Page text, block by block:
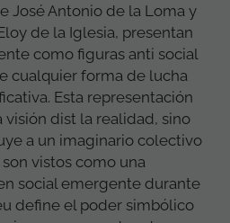
José Antonio de la Loma y
de la Iglesia, presentan
como figuras anti social
cualquier forma de lucha
Esta representación
visión dist la realidad, sino
a un imaginario colectivo
vistos como una
social emergente durante
define el poder simbólico